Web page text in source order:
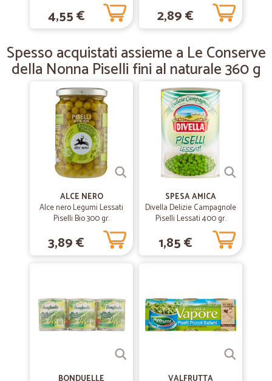
04/06/2020
Enrichetta C.
Tutto eccezionale
impeccabile! Bottiglie imballate una ad una, affettati con con pellicola
che separava ogni fetta dall’altra, alimenti freschi a temperatura frigo,
verdure ottime, e consegna a domicilio convenientissima, più spendi
—Rosa B.
Veloci puntuali
Veloci puntuali
bosco - gr.330
4,55 € 2,89 €
Spesso acquistati assieme a Le Conserve
della Nonna Piselli fini al naturale 360 g
ALCE NERO
Alce nero Legumi Lessati
Piselli Bio 300 gr.
3,89 €
SPESA AMICA
Divella Delizie Campagnole
Piselli Lessati 400 gr.
1,85 €